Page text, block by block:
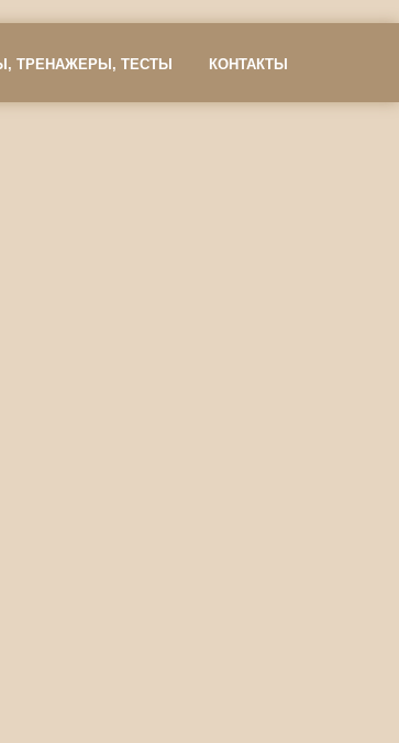
ТРЕНАЖЕРЫ, ТЕСТЫ КОНТАКТЫ